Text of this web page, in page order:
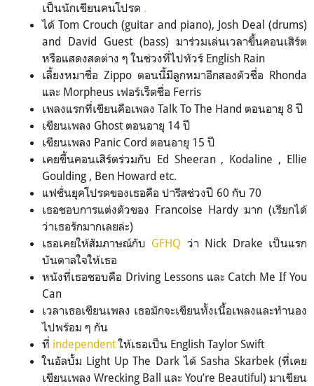
เป็นนักเขียนคนโปรด .
ได้ Tom Crouch (guitar and piano), Josh Deal (drums)
and David Guest (bass) มาร่วมเล่นเวลาขึ้นคอนเสิร์ต
หรือแสดงสดต่าง ๆ ในช่วงที่ไปทัวร์ English Rain
เลี้ยงหมาชื่อ Zippo ตอนนี้มีลูกหมาอีกสองตัวชื่อ Rhonda
และ Morpheus เฟอร์เร็ตชื่อ Ferris
เพลงแรกที่เขียนคือเพลง Talk To The Hand ตอนอายุ 8 ปี
เขียนเพลง Ghost ตอนอายุ 14 ปี
เขียนเพลง Panic Cord ตอนอายุ 15 ปี
เคยขึ้นคอนเสิร์ตร่วมกับ Ed Sheeran , Kodaline , Ellie
Goulding , Ben Howard etc.
แฟชั่นยุคโปรดของเธอคือ ปารีสช่วงปี 60 กับ 70
เธอชอบการแต่งตัวของ Francoise Hardy มาก (เรียกได้
ว่าเธอรักมากเลยล่ะ)
เธอเคยให้สัมภาษณ์กับ GFHQ ว่า Nick Drake เป็นแรก
บันดาลใจให้เธอ
หนังที่เธอชอบคือ Driving Lessons และ Catch Me If You
Can
เวลาเธอเขียนเพลง เธอมักจะเขียนทั้งเนื้อเพลงและทำนอง
ไปพร้อม ๆ กัน
ที่ independentให้เธอเป็น English Taylor Swift
ในอัลบั้ม Light Up The Dark ได้ Sasha Skarbek (ที่เคย
เขียนเพลง Wrecking Ball และ You’re Beautiful) มาเขียน